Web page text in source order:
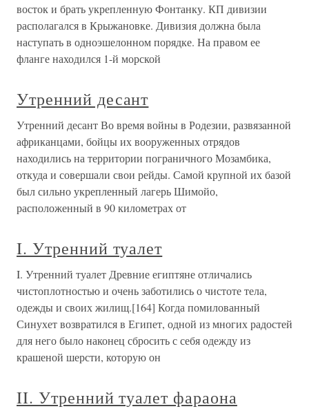
восток и брать укрепленную Фонтанку. КП дивизии
располагался в Крыжановке. Дивизия должна была
наступать в одноэшелонном порядке. На правом ее
фланге находился 1-й морской
Утренний десант
Утренний десант Во время войны в Родезии, развязанной
африканцами, бойцы их вооруженных отрядов
находились на территории пограничного Мозамбика,
откуда и совершали свои рейды. Самой крупной их базой
был сильно укрепленный лагерь Шимойо,
расположенный в 90 километрах от
I. Утренний туалет
I. Утренний туалет Древние египтяне отличались
чистоплотностью и очень заботились о чистоте тела,
одежды и своих жилищ.[164] Когда помилованный
Синухет возвратился в Египет, одной из многих радостей
для него было наконец сбросить с себя одежду из
крашеной шерсти, которую он
II. Утренний туалет фараона